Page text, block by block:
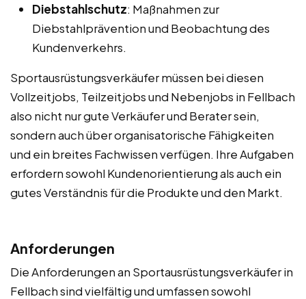
Diebstahlschutz: Maßnahmen zur
Diebstahlprävention und Beobachtung des
Kundenverkehrs.
Sportausrüstungsverkäufer müssen bei diesen
Vollzeitjobs, Teilzeitjobs und Nebenjobs in Fellbach
also nicht nur gute Verkäufer und Berater sein,
sondern auch über organisatorische Fähigkeiten
und ein breites Fachwissen verfügen. Ihre Aufgaben
erfordern sowohl Kundenorientierung als auch ein
gutes Verständnis für die Produkte und den Markt.
Anforderungen
Die Anforderungen an Sportausrüstungsverkäufer in
Fellbach sind vielfältig und umfassen sowohl